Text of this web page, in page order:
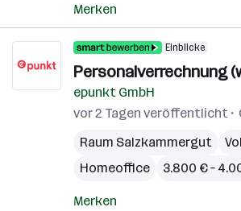
Merken
Einblicke
Personalverrechnung
epunkt GmbH
vor 2 Tagen veröffentlicht
Raum Salzkammergut
Homeoffice
3.800 € –
Merken